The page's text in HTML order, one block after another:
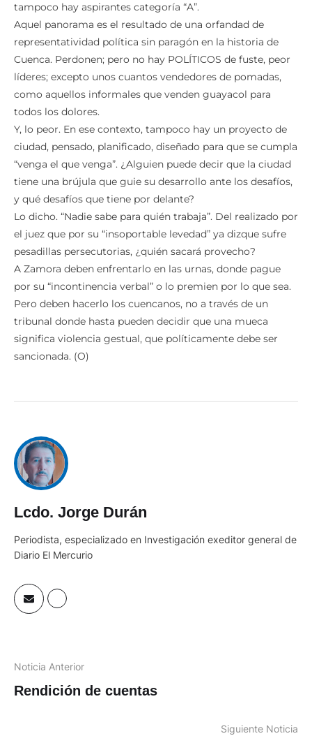
tampoco hay aspirantes categoría “A”.
Aquel panorama es el resultado de una orfandad de
representatividad política sin paragón en la historia de
Cuenca. Perdonen; pero no hay POLÍTICOS de fuste, peor
líderes; excepto unos cuantos vendedores de pomadas,
como aquellos informales que venden guayacol para
todos los dolores.
Y, lo peor. En ese contexto, tampoco hay un proyecto de
ciudad, pensado, planificado, diseñado para que se cumpla
“venga el que venga”. ¿Alguien puede decir que la ciudad
tiene una brújula que guie su desarrollo ante los desafíos,
y qué desafíos que tiene por delante?
Lo dicho. “Nadie sabe para quién trabaja”. Del realizado por
el juez que por su “insoportable levedad” ya dizque sufre
pesadillas persecutorias, ¿quién sacará provecho?
A Zamora deben enfrentarlo en las urnas, donde pague
por su “incontinencia verbal” o lo premien por lo que sea.
Pero deben hacerlo los cuencanos, no a través de un
tribunal donde hasta pueden decidir que una mueca
significa violencia gestual, que políticamente debe ser
sancionada. (O)
Lcdo. Jorge Durán
Periodista, especializado en Investigación exeditor general de
Diario El Mercurio
Noticia Anterior
Rendición de cuentas
Siguiente Noticia